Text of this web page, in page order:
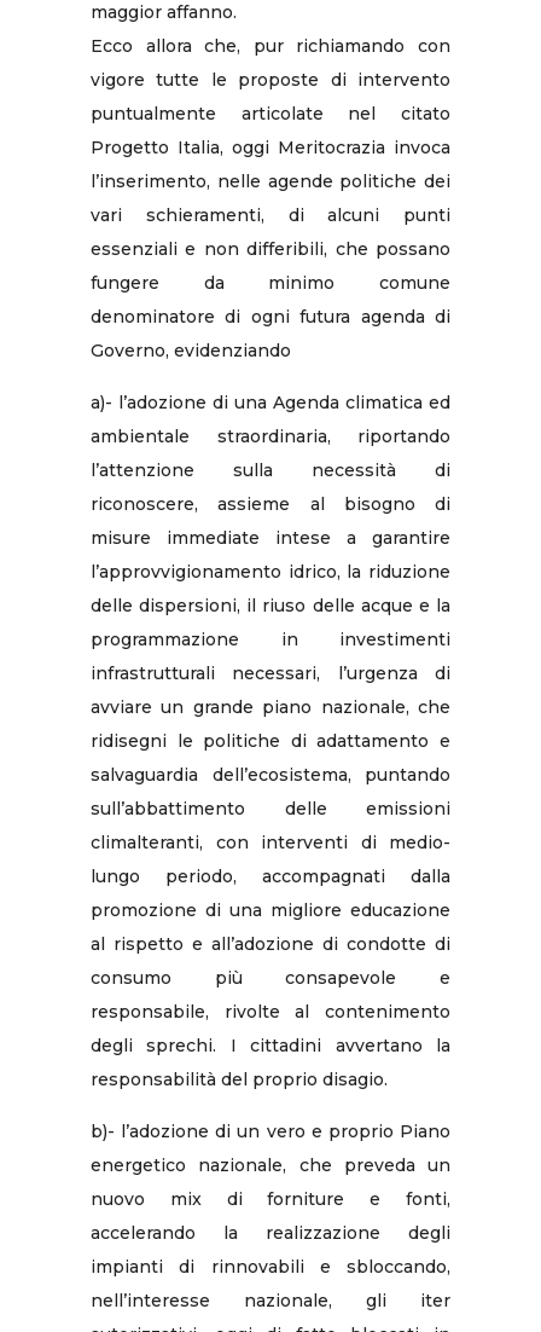
maggior affanno.
Ecco allora che, pur richiamando con
vigore tutte le proposte di intervento
puntualmente articolate nel citato
Progetto Italia, oggi Meritocrazia invoca
l’inserimento, nelle agende politiche dei
vari schieramenti, di alcuni punti
essenziali e non differibili, che possano
fungere da minimo comune
denominatore di ogni futura agenda di
Governo, evidenziando
a)- l’adozione di una Agenda climatica ed
ambientale straordinaria, riportando
l’attenzione sulla necessità di
riconoscere, assieme al bisogno di
misure immediate intese a garantire
l’approvvigionamento idrico, la riduzione
delle dispersioni, il riuso delle acque e la
programmazione in investimenti
infrastrutturali necessari, l’urgenza di
avviare un grande piano nazionale, che
ridisegni le politiche di adattamento e
salvaguardia dell’ecosistema, puntando
sull’abbattimento delle emissioni
climalteranti, con interventi di medio-
lungo periodo, accompagnati dalla
promozione di una migliore educazione
al rispetto e all’adozione di condotte di
consumo più consapevole e
responsabile, rivolte al contenimento
degli sprechi. I cittadini avvertano la
responsabilità del proprio disagio.
b)- l’adozione di un vero e proprio Piano
energetico nazionale, che preveda un
nuovo mix di forniture e fonti,
accelerando la realizzazione degli
impianti di rinnovabili e sbloccando,
nell’interesse nazionale, gli iter